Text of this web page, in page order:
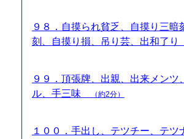
９８．自摸られ貧乏、自摸り三暗
刻、自摸り損、吊り芸、出和了り
９９．頂張牌、出親、出来メンツ
ル、手三味
（約2分）
１００．手出し、テツチー、テツ